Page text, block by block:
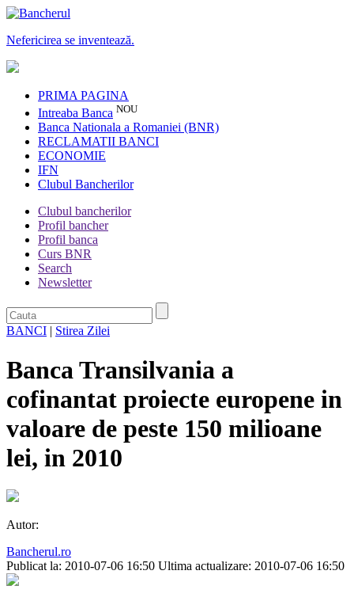
Nefericirea se inventează.
PRIMA PAGINA
Intreaba Banca NOU
Banca Nationala a Romaniei (BNR)
RECLAMATII BANCI
ECONOMIE
IFN
Clubul Bancherilor
Clubul bancherilor
Profil bancher
Profil banca
Curs BNR
Search
Newsletter
BANCI | Stirea Zilei
Banca Transilvania a
cofinantat proiecte europene in
valoare de peste 150 milioane
lei, in 2010
Autor:
Bancherul.ro
Publicat la: 2010-07-06 16:50 Ultima actualizare: 2010-07-06 16:50